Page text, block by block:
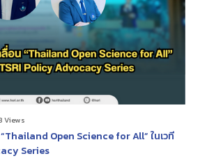
Views
Open Science for All” ในเวที
Series